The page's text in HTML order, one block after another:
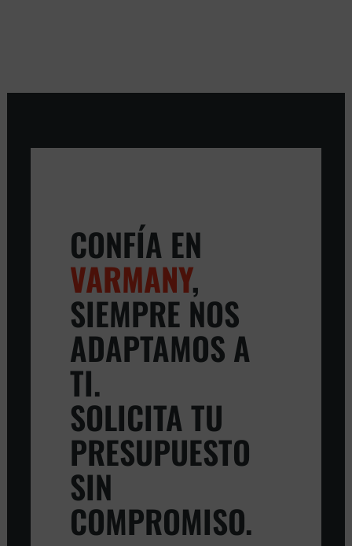
CONFÍA EN
VARMANY,
SIEMPRE NOS
ADAPTAMOS A
TI.
SOLICITA TU
PRESUPUESTO
SIN
COMPROMISO.